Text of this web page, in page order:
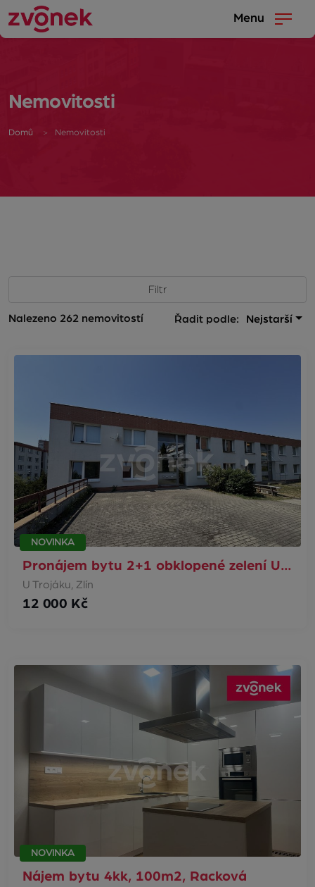
Menu
Nemovitosti
Domů Nemovitosti
Filtr
Nalezeno 262 nemovitostí Řadit podle: Nejstarší
NOVINKA
Pronájem bytu 2+1 obklopené zelení U…
U Trojáku, Zlín
12 000 Kč
NOVINKA
Nájem bytu 4kk, 100m2, Racková